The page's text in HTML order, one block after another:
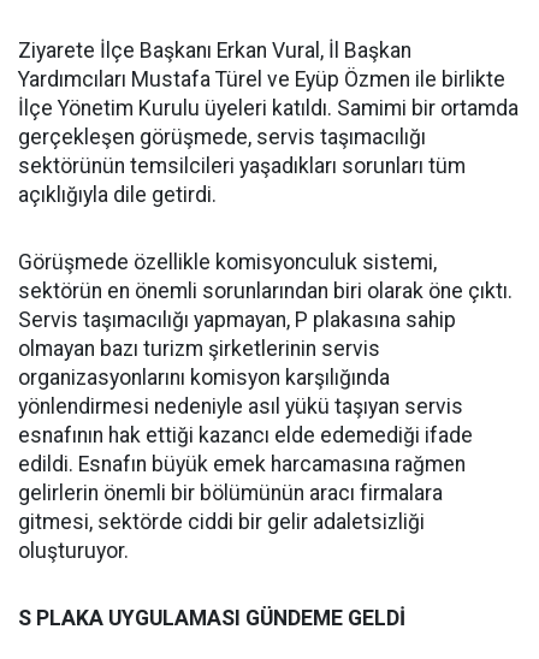
Ziyarete İlçe Başkanı Erkan Vural, İl Başkan
Yardımcıları Mustafa Türel ve Eyüp Özmen ile birlikte
İlçe Yönetim Kurulu üyeleri katıldı. Samimi bir ortamda
gerçekleşen görüşmede, servis taşımacılığı
sektörünün temsilcileri yaşadıkları sorunları tüm
açıklığıyla dile getirdi.
Görüşmede özellikle komisyonculuk sistemi,
sektörün en önemli sorunlarından biri olarak öne çıktı.
Servis taşımacılığı yapmayan, P plakasına sahip
olmayan bazı turizm şirketlerinin servis
organizasyonlarını komisyon karşılığında
yönlendirmesi nedeniyle asıl yükü taşıyan servis
esnafının hak ettiği kazancı elde edemediği ifade
edildi. Esnafın büyük emek harcamasına rağmen
gelirlerin önemli bir bölümünün aracı firmalara
gitmesi, sektörde ciddi bir gelir adaletsizliği
oluşturuyor.
S PLAKA UYGULAMASI GÜNDEME GELDİ